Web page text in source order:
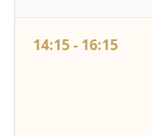
14:15 - 16:15